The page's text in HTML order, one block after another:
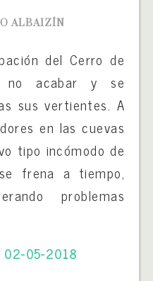
ALBAIZÍN
del Cerro de
no acabar y se
sus vertientes. A
en las cuevas
tipo incómodo de
frena a tiempo,
problemas
02-05-2018